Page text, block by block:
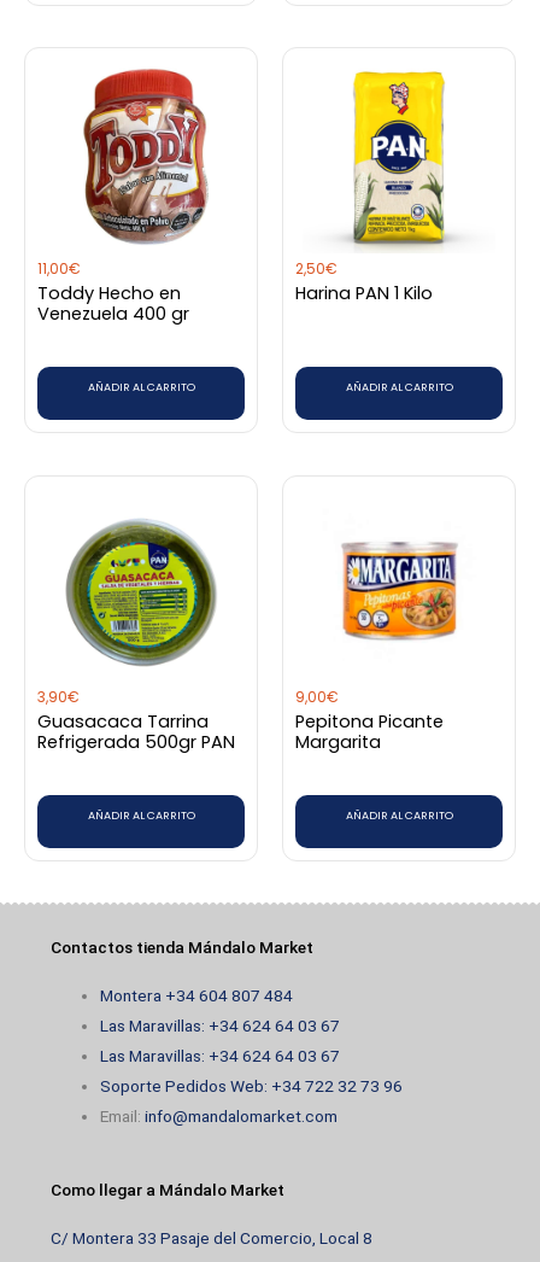
11,00€
Toddy Hecho en
Venezuela 400 gr
AÑADIR AL CARRITO
2,50€
Harina PAN 1 Kilo
AÑADIR AL CARRITO
3,90€
Guasacaca Tarrina
Refrigerada 500gr PAN
AÑADIR AL CARRITO
9,00€
Pepitona Picante
Margarita
AÑADIR AL CARRITO
Contactos tienda Mándalo Market
Montera +34 604 807 484
Las Maravillas: +34 624 64 03 67
Las Maravillas: +34 624 64 03 67
Soporte Pedidos Web: +34 722 32 73 96
Email:info@mandalomarket.com
Como llegar a Mándalo Market
C/ Montera 33 Pasaje del Comercio, Local 8